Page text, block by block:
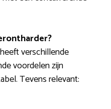
verschillende
voordelen zijn
Tevens relevant: